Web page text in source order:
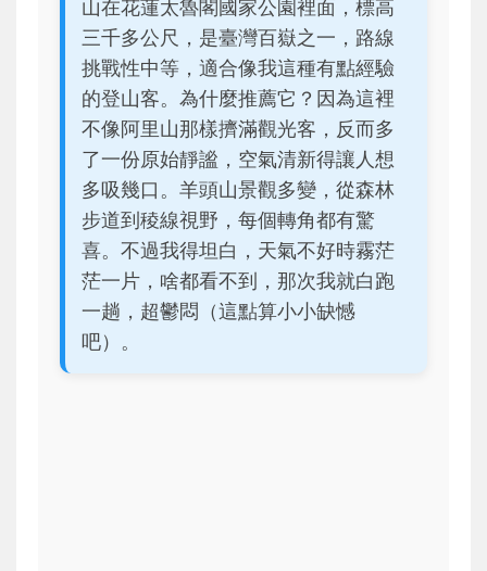
山在花蓮太魯閣國家公園裡面，標高
三千多公尺，是臺灣百嶽之一，路線
挑戰性中等，適合像我這種有點經驗
的登山客。為什麼推薦它？因為這裡
不像阿里山那樣擠滿觀光客，反而多
了一份原始靜謐，空氣清新得讓人想
多吸幾口。羊頭山景觀多變，從森林
步道到稜線視野，每個轉角都有驚
喜。不過我得坦白，天氣不好時霧茫
茫一片，啥都看不到，那次我就白跑
一趟，超鬱悶（這點算小小缺憾
吧）。